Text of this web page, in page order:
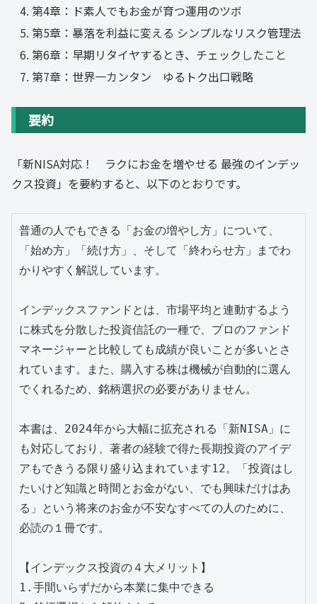
第4章：ド素人でもお金が育つ運用のツボ
第5章：暴落を利益に変える シンプルなリスク管理法
第6章：早期リタイヤするとき、チェックしたこと
第7章：世界一カンタン ゆるトク出口戦略
要約
「新NISA対応！ ラクにお金を増やせる 最強のインデッ
クス投資」を要約すると、以下のとおりです。
普通の人でもできる「お金の増やし方」について、
「始め方」「続け方」、そして「終わらせ方」までわ
かりやすく解説しています。
インデックスファンドとは、市場平均と連動するよう
に株式を分散した投資信託の一種で、プロのファンド
マネージャーと比較しても成績が良いことが多いとさ
れています。また、購入する株は機械が自動的に選ん
でくれるため、銘柄選択の必要がありません。
本書は、2024年から大幅に拡充される「新NISA」に
も対応しており、著者の経験で得た長期投資のアイデ
アもできうる限り盛り込まれています12。「投資はし
たいけど知識と時間とお金がない、でも興味だけはあ
る」という将来のお金が不安なすべての人のために、
必読の１冊です。
【インデックス投資の４大メリット】
1.手間いらずだから本業に集中できる